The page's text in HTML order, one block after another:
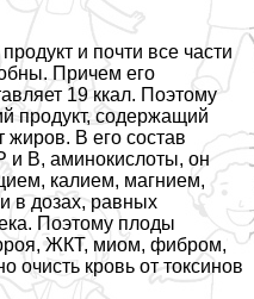
и почти все части
Причем его
19 ккал. Поэтому
продукт, содержащий
жиров. В его состав
и В, аминокислоты, он
калием, магнием,
в дозах, равных
Поэтому плоды
ЖКТ, миом, фибром,
кровь от токсинов